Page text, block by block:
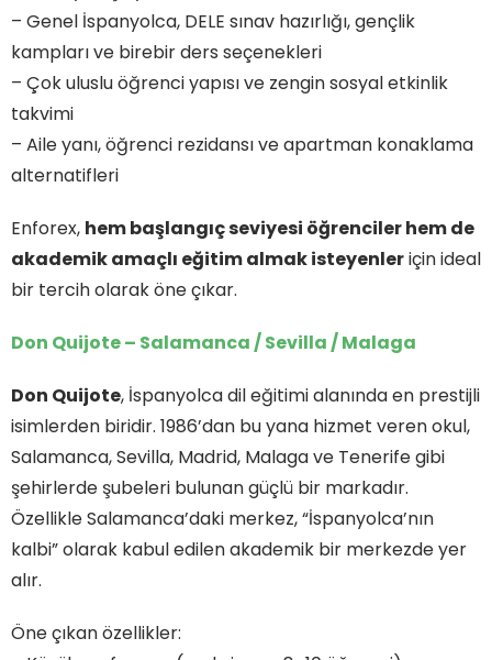
– Genel İspanyolca, DELE sınav hazırlığı, gençlik
kampları ve birebir ders seçenekleri
– Çok uluslu öğrenci yapısı ve zengin sosyal etkinlik
takvimi
– Aile yanı, öğrenci rezidansı ve apartman konaklama
alternatifleri
Enforex, hem başlangıç seviyesi öğrenciler hem de
akademik amaçlı eğitim almak isteyenleriçin ideal
bir tercih olarak öne çıkar.
Don Quijote – Salamanca / Sevilla / Malaga
Don Quijote, İspanyolca dil eğitimi alanında en prestijli
isimlerden biridir. 1986’dan bu yana hizmet veren okul,
Salamanca, Sevilla, Madrid, Malaga ve Tenerife gibi
şehirlerde şubeleri bulunan güçlü bir markadır.
Özellikle Salamanca’daki merkez, “İspanyolca’nın
kalbi” olarak kabul edilen akademik bir merkezde yer
alır.
Öne çıkan özellikler: